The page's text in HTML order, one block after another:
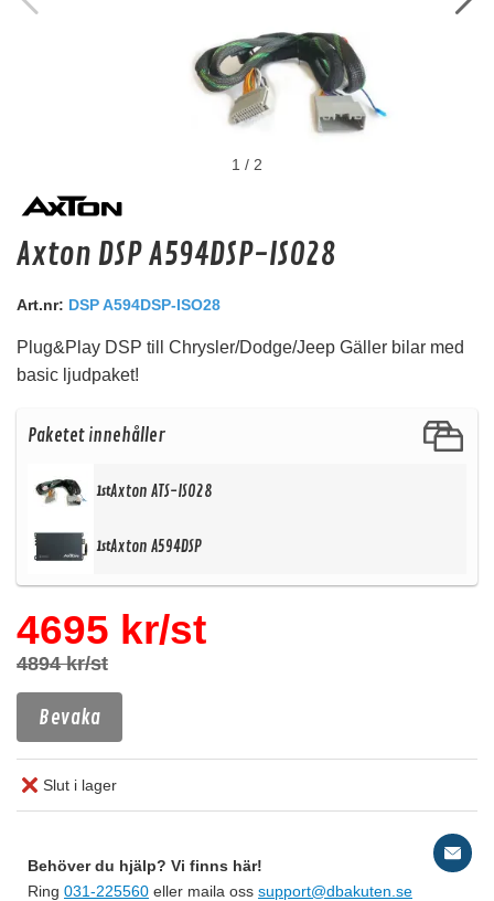
Monteringsram 281270-01
Monteringsram SAAB 9.3
Snabblager 1-3 dagar
295 kr
1 / 2
Axton DSP A594DSP-ISO28
Art.nr: DSP A594DSP-ISO28
Plug&Play DSP till Chrysler/Dodge/Jeep Gäller bilar med
basic ljudpaket!
Paketet innehåller
1stAxton ATS-ISO28
1stAxton A594DSP
4695 kr/st
4894 kr/st
Bevaka
Slut i lager
Behöver du hjälp? Vi finns här!
Ring 031-225560 eller maila oss support@dbakuten.se